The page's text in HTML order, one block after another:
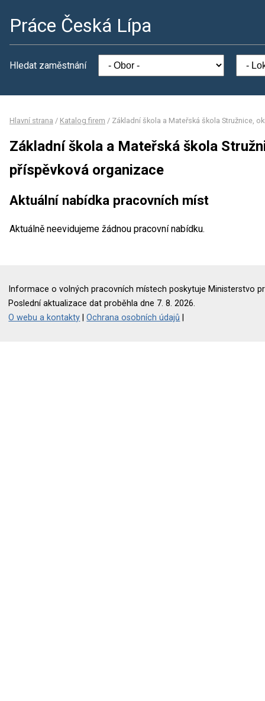
Práce Česká Lípa
Hledat zaměstnání
Hlavní strana / Katalog firem / Základní škola a Mateřská škola Stružnice,
Základní škola a Mateřská škola
příspěvková organizace
Aktuální nabídka pracovních míst
Aktuálně neevidujeme žádnou pracovní nabídku.
Informace o volných pracovních místech poskytuje Ministerstvo
Poslední aktualizace dat proběhla dne 7. 8. 2026.
O webu a kontakty |Ochrana osobních údajů